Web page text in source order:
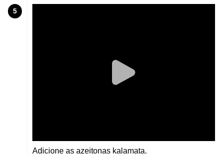
5
Adicione as azeitonas kalamata.